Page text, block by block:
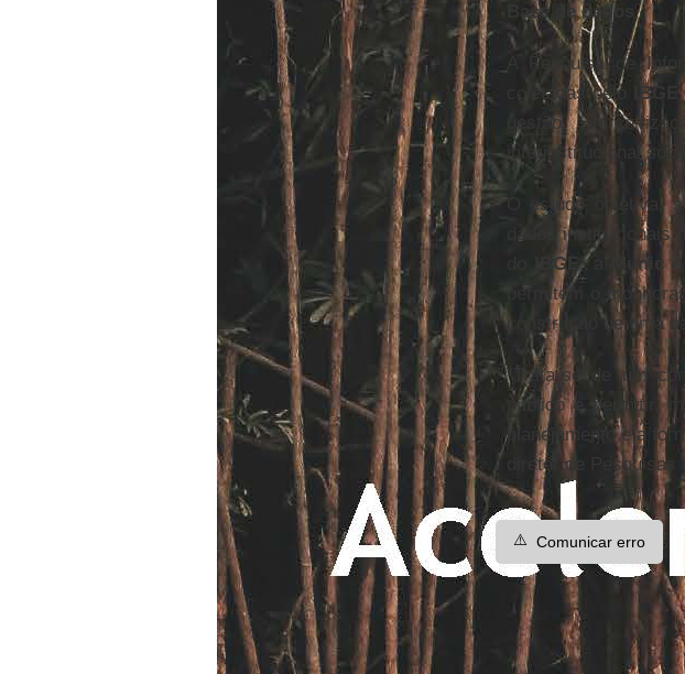
Base de dados
A Pesquisa de
coletadas pelo
IBGE
gestão,
interinstitucional
O estudo objetiva,
dados
IBGE, a Municé
permitem o
construção de uma
“Trata-se de um
público e permitir,
planejamento e a
diretor de Pesquisas
⚠️ Comunicar erro